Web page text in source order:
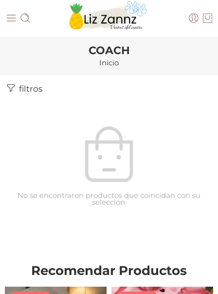
COACH
Inicio
filtros
No se encontraron productos que coincidan con su
selección.
Recomendar Productos